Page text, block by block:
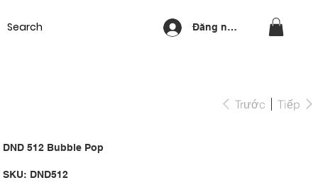
Nails Waxing Training
Đăng nhập
Trước Tiếp
DND 512 Bubble Pop
SKU: SKU
DND512
DND512